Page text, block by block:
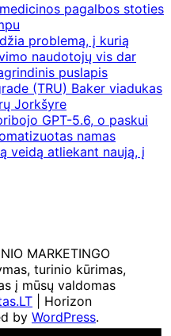
pagalbos stoties
problemą, į kurią
naudotojų vis dar
puslapis
(TRU) Baker viadukas
Jorkšyre
GPT-5.6, o paskui
namas
veidą atliekant naują, į
MARKETINGO
turinio kūrimas,
į mūsų valdomas
| Horizon
by WordPress.